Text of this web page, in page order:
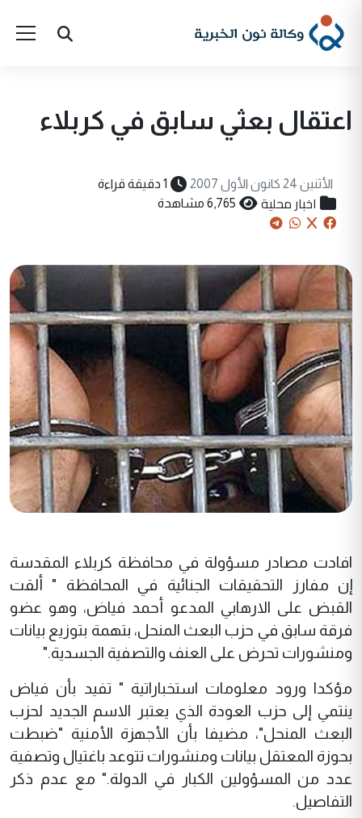
اعتقال بعثي سابق في كربلاء
الأثنين 24 كانون الأول 2007 1 دقيقة قراءة
اخبار محلية 6,765 مشاهدة
افادت مصادر مسؤولة في محافظة كربلاء المقدسة
إن مفارز التحقيقات الجنائية في المحافظة " ألقت
القبض على الارهابي المدعو أحمد فياض، وهو عضو
فرقة سابق في حزب البعث المنحل، بتهمة بتوزيع بيانات
ومنشورات تحرض على العنف والتصفية الجسدية."
مؤكدا ورود معلومات استخباراتية " تفيد بأن فياض
ينتمي إلى حزب العودة الذي يعتبر الاسم الجديد لحزب
البعث المنحل"، مضيفا بأن الأجهزة الأمنية "ضبطت
بحوزة المعتقل بيانات ومنشورات تتوعد باغتيال وتصفية
عدد من المسؤولين الكبار في الدولة." مع عدم ذكر
التفاصيل.